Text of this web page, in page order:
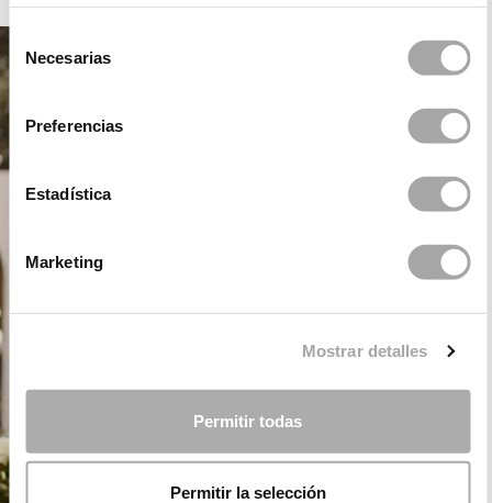
consentimiento
Necesarias
Preferencias
Estadística
Marketing
Mostrar detalles
Permitir todas
Permitir la selección